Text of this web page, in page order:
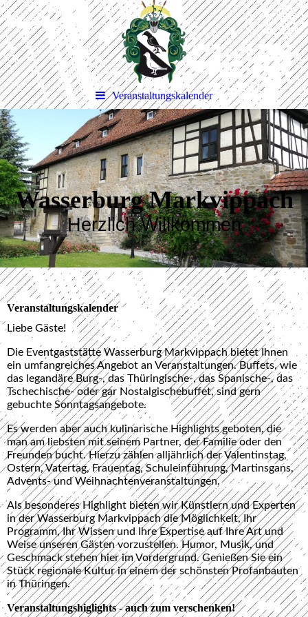
Veranstaltungskalender
Wasserburg Markvippach
Herzlich Willkommen
Veranstaltungskalender
Liebe Gäste!
Die Eventgaststätte Wasserburg Markvippach bietet Ihnen
ein umfangreiches Angebot an Veranstaltungen. Buffets, wie
das legandäre Burg-, das Thüringische-, das Spanische-, das
Tschechische- oder gar Nostalgischebuffet, sind gern
gebuchte Sonntagsangebote.
Es werden aber auch kulinarische Highlights geboten, die
man am liebsten mit seinem Partner, der Familie oder den
Freunden bucht. Hierzu zählen alljährlich der Valentinstag,
Ostern, Vatertag, Frauentag, Schuleinführung, Martinsgans,
Advents- und Weihnachtenveranstaltungen.
Als besonderes Highlight bieten wir Künstlern und Experten
in der Wasserburg Markvippach die Möglichkeit, Ihr
Programm, Ihr Wissen und Ihre Expertise auf Ihre Art und
Weise unseren Gästen vorzustellen. Humor, Musik, und
Geschmack stehen hier im Vordergrund. Genießen Sie ein
Stück regionale Kultur in einem der schönsten Profanbauten
in Thüringen.
Veranstaltungshiglights - auch zum verschenken!